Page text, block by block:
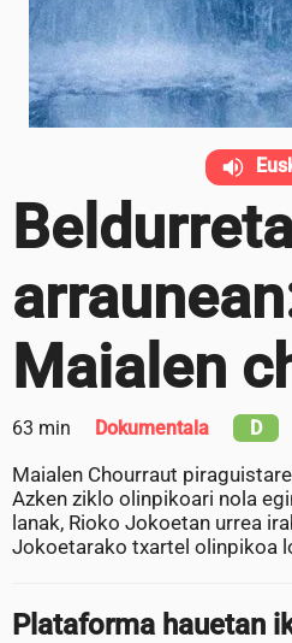
Maialen
63 min Dokumentala D
Maialen Chourraut
Azken ziklo olinpikoari nola
lanak, Rioko Jokoetan urrea
Jokoetarako txartel olinpikoa
Plataforma hauetan